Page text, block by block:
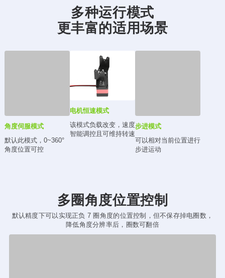
多种运行模式
更丰富的适用场景
默认此模式，0~360°
电机恒速模式
该模式负载改变，速度
智能调控且可维持转速
可以相对当前位置进行
默认精度下可以实现正负 7 圈角度的位置控制，但不保存掉电圈数，
降低角度分辨率后，圈数可翻倍